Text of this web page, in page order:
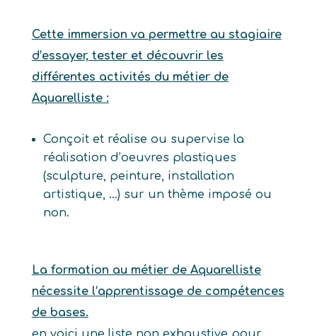
Cette immersion va permettre au stagiaire
d’essayer, tester et découvrir les
différentes activités du métier de
Aquarelliste :
Conçoit et réalise ou supervise la
réalisation d’oeuvres plastiques
(sculpture, peinture, installation
artistique, …) sur un thème imposé ou
non.
La formation au métier de Aquarelliste
nécessite l’apprentissage de compétences
de bases.